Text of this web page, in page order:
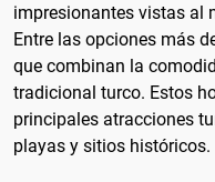
impresionantes vistas al
Entre las opciones más
que combinan la
tradicional turco. Estos
principales atracciones
playas y sitios históricos.